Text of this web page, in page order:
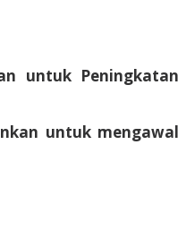
untuk Peningkatan
untuk mengawal